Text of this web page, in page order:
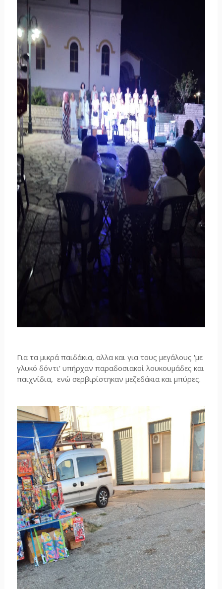
Για τα μικρά παιδάκια, αλλα και για τους μεγάλους 'με
γλυκό δόντι' υπήρχαν παραδοσιακοί λουκουμάδες και
παιχνίδια, ενώ σερβιρίστηκαν μεζεδάκια και μπύρες.